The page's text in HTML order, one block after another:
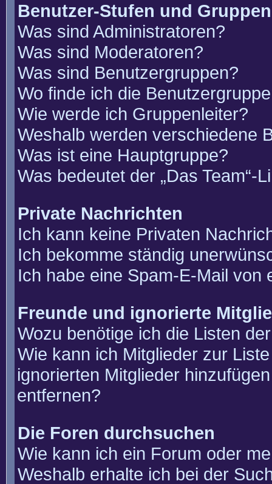
Benutzer-Stufen und Gruppen
Was sind Administratoren?
Was sind Moderatoren?
Was sind Benutzergruppen?
Wo finde ich die
Wie werde ich Gruppenleiter?
Weshalb werden verschiedene
Was ist eine Hauptgruppe?
Was bedeutet der „Das Team“-
Private Nachrichten
Ich kann keine Privaten
Ich bekomme ständig
Ich habe eine Spam-E-Mail von
Freunde und ignorierte
Wozu benötige ich die Listen
Wie kann ich Mitglieder zur
ignorierten Mitglieder
entfernen?
Die Foren durchsuchen
Wie kann ich ein Forum oder
Weshalb erhalte ich bei der